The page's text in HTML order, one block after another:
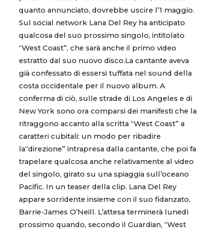
quanto annunciato, dovrebbe uscire l’1 maggio.
Sul social network Lana Del Rey ha anticipato
qualcosa del suo prossimo singolo, intitolato
“West Coast”, che sarà anche il primo video
estratto dal suo nuovo disco.La cantante aveva
già confessato di essersi tuffata nel sound della
costa occidentale per il nuovo album. A
conferma di ciò, sulle strade di Los Angeles e di
New York sono ora comparsi dei manifesti che la
ritraggono accanto alla scritta “West Coast” a
caratteri cubitali: un modo per ribadire
la“direzione” intrapresa dalla cantante, che poi fa
trapelare qualcosa anche relativamente al video
del singolo, girato su una spiaggia sull’oceano
Pacific. In un teaser della clip. Lana Del Rey
appare sorridente insieme con il suo fidanzato,
Barrie-James O’Neill. L’attesa terminerà lunedì
prossimo quando, secondo il Guardian, “West